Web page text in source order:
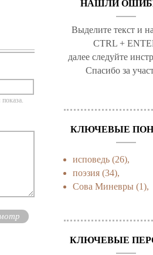
НАШЛИ
Выделите текст и
CTRL +
далее следуйте
Спасибо за
КЛЮЧЕВЫЕ
исповедь (26),
поэзия (34),
Сова Миневры (1),
КЛЮЧЕВЫЕ